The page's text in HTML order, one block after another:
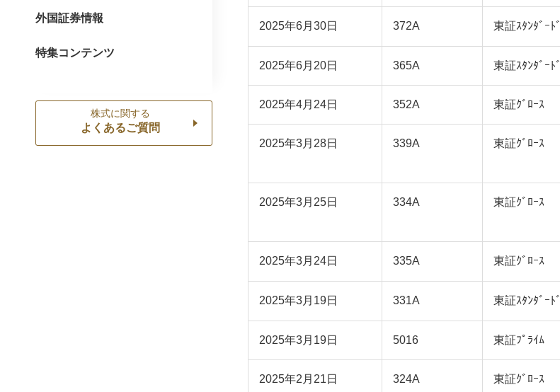
2025年6月30日 372A 東証ｽﾀﾝﾀﾞｰﾄﾞ
2025年6月20日 365A 東証ｽﾀﾝﾀﾞｰﾄﾞ
2025年4月24日 352A 東証ｸﾞﾛｰｽ
2025年3月28日 339A 東証ｸﾞﾛｰｽ
2025年3月25日 334A 東証ｸﾞﾛｰｽ
2025年3月24日 335A 東証ｸﾞﾛｰｽ
2025年3月19日 331A 東証ｽﾀﾝﾀﾞｰﾄﾞ
2025年3月19日 5016 東証ﾌﾟﾗｲﾑ
2025年2月21日 324A 東証ｸﾞﾛｰｽ
外国証券情報
特集コンテンツ
株式に関する
よくあるご質問